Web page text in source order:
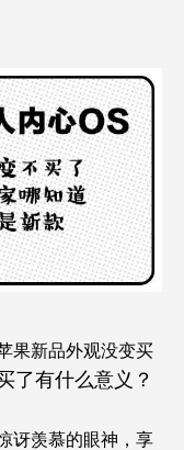
果新品外观没变买
了有什么意义？
讶羡慕的眼神，享